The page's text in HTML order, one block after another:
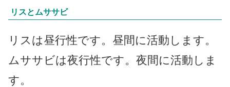
リスとムササビ
リスは昼行性です。昼間に活動します。
ムササビは夜行性です。夜間に活動しま
す。